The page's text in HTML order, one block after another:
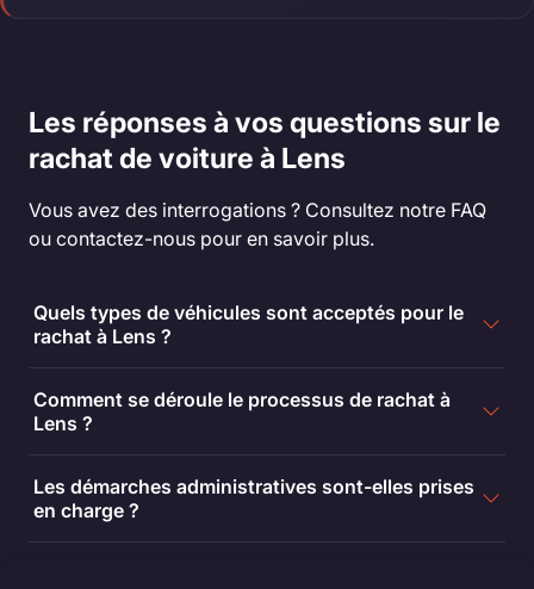
Les réponses à vos questions sur le
rachat de voiture à Lens
Vous avez des interrogations ? Consultez notre FAQ
ou contactez-nous pour en savoir plus.
Quels types de véhicules sont acceptés pour le
rachat à Lens ?
Comment se déroule le processus de rachat à
Lens ?
Les démarches administratives sont-elles prises
en charge ?